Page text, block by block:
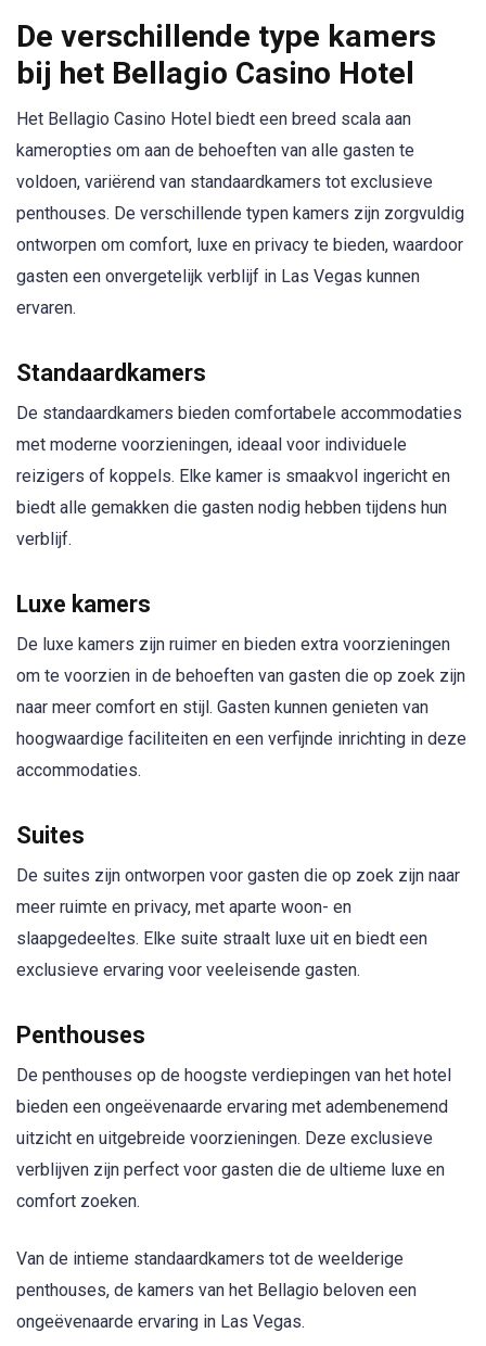
De verschillende type kamers
bij het Bellagio Casino Hotel
Het Bellagio Casino Hotel biedt een breed scala aan
kameropties om aan de behoeften van alle gasten te
voldoen, variërend van standaardkamers tot exclusieve
penthouses. De verschillende typen kamers zijn zorgvuldig
ontworpen om comfort, luxe en privacy te bieden, waardoor
gasten een onvergetelijk verblijf in Las Vegas kunnen
ervaren.
Standaardkamers
De standaardkamers bieden comfortabele accommodaties
met moderne voorzieningen, ideaal voor individuele
reizigers of koppels. Elke kamer is smaakvol ingericht en
biedt alle gemakken die gasten nodig hebben tijdens hun
verblijf.
Luxe kamers
De luxe kamers zijn ruimer en bieden extra voorzieningen
om te voorzien in de behoeften van gasten die op zoek zijn
naar meer comfort en stijl. Gasten kunnen genieten van
hoogwaardige faciliteiten en een verfijnde inrichting in deze
accommodaties.
Suites
De suites zijn ontworpen voor gasten die op zoek zijn naar
meer ruimte en privacy, met aparte woon- en
slaapgedeeltes. Elke suite straalt luxe uit en biedt een
exclusieve ervaring voor veeleisende gasten.
Penthouses
De penthouses op de hoogste verdiepingen van het hotel
bieden een ongeëvenaarde ervaring met adembenemend
uitzicht en uitgebreide voorzieningen. Deze exclusieve
verblijven zijn perfect voor gasten die de ultieme luxe en
comfort zoeken.
Van de intieme standaardkamers tot de weelderige
penthouses, de kamers van het Bellagio beloven een
ongeëvenaarde ervaring in Las Vegas.